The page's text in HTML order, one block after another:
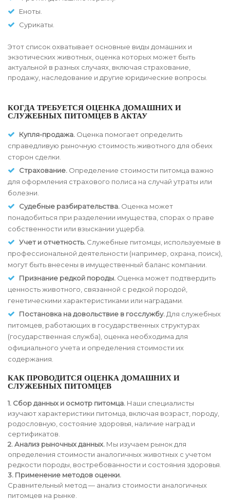
Еноты.
Сурикаты.
Этот список охватывает основные виды домашних и
экзотических животных, оценка которых может быть
актуальной в разных случаях, включая страхование,
продажу, наследование и другие юридические вопросы.
КОГДА ТРЕБУЕТСЯ ОЦЕНКА ДОМАШНИХ И
СЛУЖЕБНЫХ ПИТОМЦЕВ В АКТАУ
Купля-продажа. Оценка помогает определить
справедливую рыночную стоимость животного для обеих
сторон сделки.
Страхование. Определение стоимости питомца важно
для оформления страхового полиса на случай утраты или
болезни.
Судебные разбирательства. Оценка может
понадобиться при разделении имущества, спорах о праве
собственности или взыскании ущерба.
Учет и отчетность. Служебные питомцы, используемые в
профессиональной деятельности (например, охрана, поиск),
могут быть внесены в имущественный баланс компании.
Признание редкой породы. Оценка может подтвердить
ценность животного, связанной с редкой породой,
генетическими характеристиками или наградами.
Постановка на довольствие в госслужбу.Для служебных
питомцев, работающих в государственных структурах
(государственная служба), оценка необходима для
официального учета и определения стоимости их
содержания.
КАК ПРОВОДИТСЯ ОЦЕНКА ДОМАШНИХ И
СЛУЖЕБНЫХ ПИТОМЦЕВ
1. Сбор данных и осмотр питомца. Наши специалисты
изучают характеристики питомца, включая возраст, породу,
родословную, состояние здоровья, наличие наград и
сертификатов.
2. Анализ рыночных данных. Мы изучаем рынок для
определения стоимости аналогичных животных с учетом
редкости породы, востребованности и состояния здоровья.
3. Применение методов оценки.
Сравнительный метод — анализ стоимости аналогичных
питомцев на рынке.